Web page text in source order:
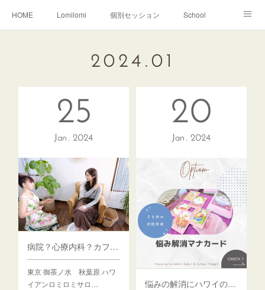
HOME Lomilomi 個別セッション School
2024 . 01
25
Jan 2024
病院？心療内科？カフェ？のようなロミロミサロン
東京 御茶ノ水 秋葉原 ハワ
イアンロミロミサロ…
20
Jan 2024
悩みの解消にハワイのおみくじはいかがですか？